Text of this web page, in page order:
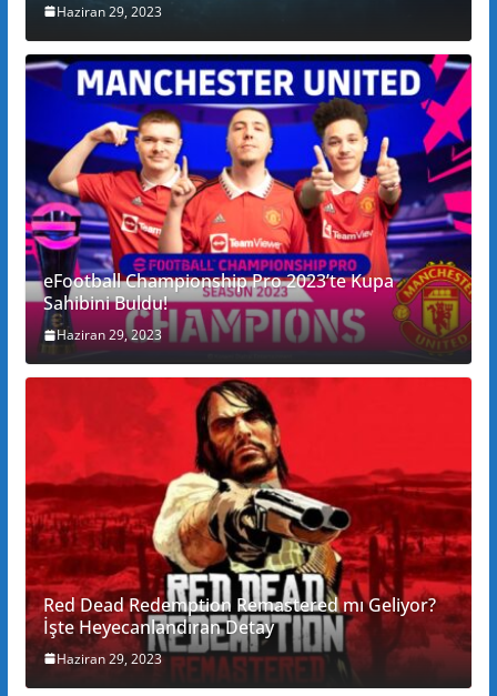
Haziran 29, 2023
eFootball Championship Pro 2023’te Kupa
Sahibini Buldu!
Haziran 29, 2023
Red Dead Redemption Remastered mı Geliyor?
İşte Heyecanlandıran Detay
Haziran 29, 2023